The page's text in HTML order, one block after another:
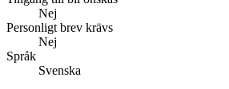
Nej
Personligt brev krävs
Nej
Språk
Svenska